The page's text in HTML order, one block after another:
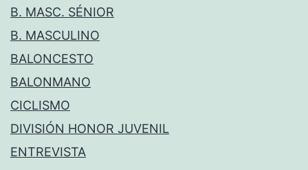
B. MASC. SÉNIOR
B. MASCULINO
BALONCESTO
BALONMANO
CICLISMO
DIVISIÓN HONOR JUVENIL
ENTREVISTA